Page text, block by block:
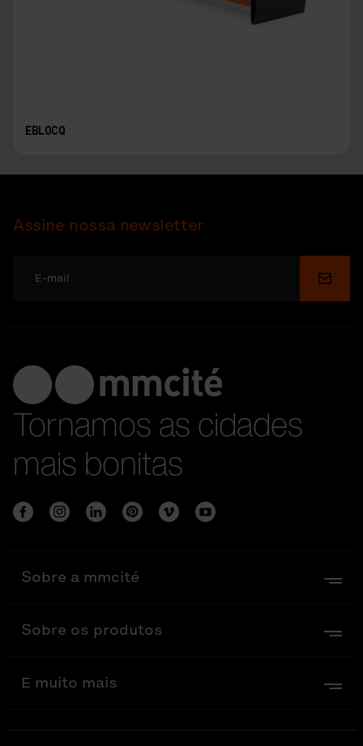
EBLOCQ
Assine nossa newsletter
Enviar
Tornamos as cidades
mais bonitas
Sobre a mmcité
Sobre os produtos
E muito mais